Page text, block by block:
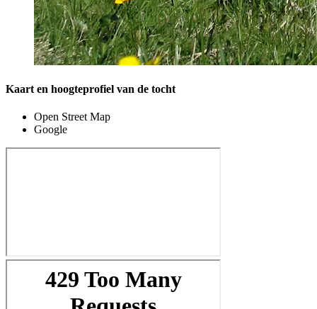
Kaart en hoogteprofiel van de tocht
Open Street Map
Google